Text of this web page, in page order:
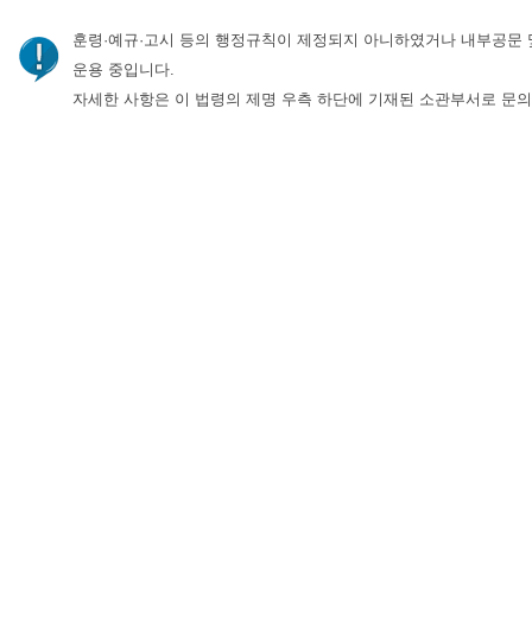
훈령·예규·고시 등의 행정규칙이 제정되지 아니하였거나 내부공
운용 중입니다.
자세한 사항은 이 법령의 제명 우측 하단에 기재된 소관부서로 문